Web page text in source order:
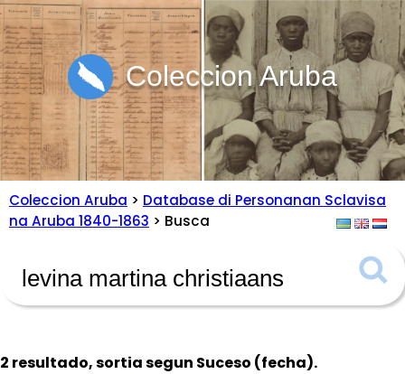
Coleccion Aruba
Coleccion Aruba > Database di Personanan Sclavisa
na Aruba 1840-1863 > Busca
2 resultado, sortia segun Suceso (fecha).